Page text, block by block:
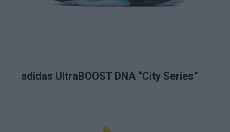
adidas UltraBOOST DNA “City Series”